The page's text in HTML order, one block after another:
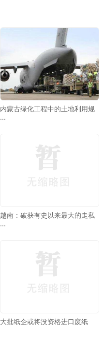
内蒙古绿化工程中的土地利用规
···
越南：破获有史以来最大的走私
···
大批纸企或将没资格进口废纸